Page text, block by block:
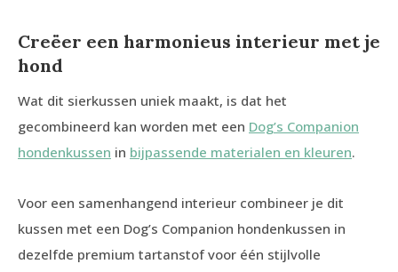
Creëer een harmonieus interieur met je
hond
Wat dit sierkussen uniek maakt, is dat het
gecombineerd kan worden met een Dog’s Companion
hondenkussen in bijpassende materialen en kleuren.
Voor een samenhangend interieur combineer je dit
kussen met een Dog’s Companion hondenkussen in
dezelfde premium tartanstof voor één stijlvolle